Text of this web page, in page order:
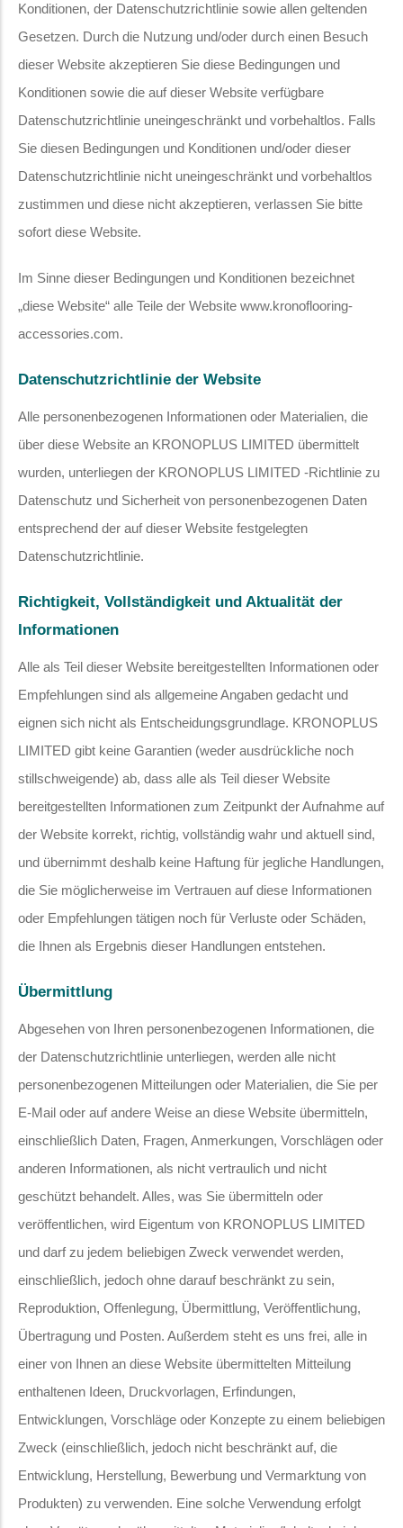
Konditionen, der Datenschutzrichtlinie sowie allen geltenden
Gesetzen. Durch die Nutzung und/oder durch einen Besuch
dieser Website akzeptieren Sie diese Bedingungen und
Konditionen sowie die auf dieser Website verfügbare
Datenschutzrichtlinie uneingeschränkt und vorbehaltlos. Falls
Sie diesen Bedingungen und Konditionen und/oder dieser
Datenschutzrichtlinie nicht uneingeschränkt und vorbehaltlos
zustimmen und diese nicht akzeptieren, verlassen Sie bitte
sofort diese Website.
Im Sinne dieser Bedingungen und Konditionen bezeichnet
„diese Website“ alle Teile der Website www.kronoflooring-
accessories.com.
Datenschutzrichtlinie der Website
Alle personenbezogenen Informationen oder Materialien, die
über diese Website an KRONOPLUS LIMITED übermittelt
wurden, unterliegen der KRONOPLUS LIMITED -Richtlinie zu
Datenschutz und Sicherheit von personenbezogenen Daten
entsprechend der auf dieser Website festgelegten
Datenschutzrichtlinie.
Richtigkeit, Vollständigkeit und Aktualität der
Informationen
Alle als Teil dieser Website bereitgestellten Informationen oder
Empfehlungen sind als allgemeine Angaben gedacht und
eignen sich nicht als Entscheidungsgrundlage. KRONOPLUS
LIMITED gibt keine Garantien (weder ausdrückliche noch
stillschweigende) ab, dass alle als Teil dieser Website
bereitgestellten Informationen zum Zeitpunkt der Aufnahme auf
der Website korrekt, richtig, vollständig wahr und aktuell sind,
und übernimmt deshalb keine Haftung für jegliche Handlungen,
die Sie möglicherweise im Vertrauen auf diese Informationen
oder Empfehlungen tätigen noch für Verluste oder Schäden,
die Ihnen als Ergebnis dieser Handlungen entstehen.
Übermittlung
Abgesehen von Ihren personenbezogenen Informationen, die
der Datenschutzrichtlinie unterliegen, werden alle nicht
personenbezogenen Mitteilungen oder Materialien, die Sie per
E-Mail oder auf andere Weise an diese Website übermitteln,
einschließlich Daten, Fragen, Anmerkungen, Vorschlägen oder
anderen Informationen, als nicht vertraulich und nicht
geschützt behandelt. Alles, was Sie übermitteln oder
veröffentlichen, wird Eigentum von KRONOPLUS LIMITED
und darf zu jedem beliebigen Zweck verwendet werden,
einschließlich, jedoch ohne darauf beschränkt zu sein,
Reproduktion, Offenlegung, Übermittlung, Veröffentlichung,
Übertragung und Posten. Außerdem steht es uns frei, alle in
einer von Ihnen an diese Website übermittelten Mitteilung
enthaltenen Ideen, Druckvorlagen, Erfindungen,
Entwicklungen, Vorschläge oder Konzepte zu einem beliebigen
Zweck (einschließlich, jedoch nicht beschränkt auf, die
Entwicklung, Herstellung, Bewerbung und Vermarktung von
Produkten) zu verwenden. Eine solche Verwendung erfolgt